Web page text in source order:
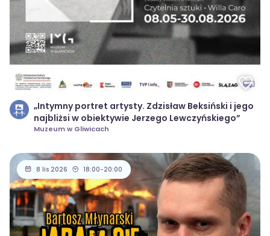
„Intymny portret artysty. Zdzisław Beksiński i jego
najbliżsi w obiektywie Jerzego Lewczyńskiego”
Muzeum w Gliwicach
8 lis 2026 18:00-20:00